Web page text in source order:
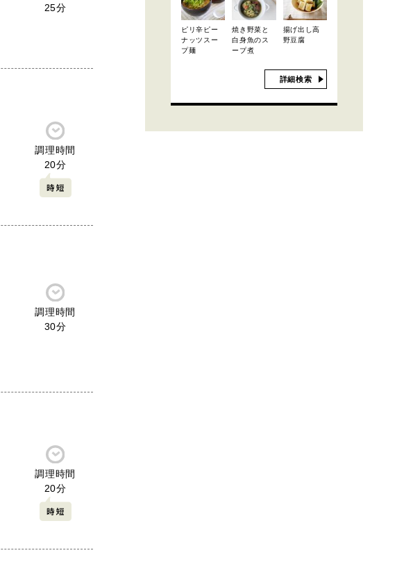
25分
調理時間
20分
調理時間
30分
調理時間
20分
ピリ辛ピー
ナッツスー
プ麺
焼き野菜と
白身魚のス
ープ煮
揚げ出し高
野豆腐
詳細検索